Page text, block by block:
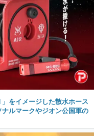
をイメージした散水ホース
ルマークやジオン公国軍の